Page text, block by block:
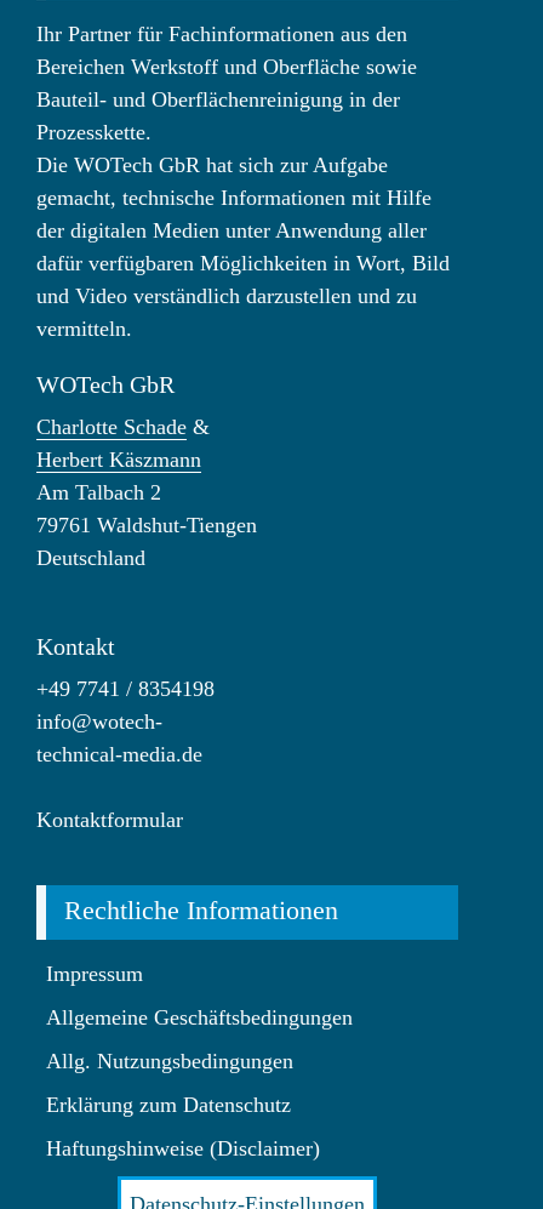
Ihr Partner für Fachinformationen aus den
Bereichen Werkstoff und Oberfläche sowie
Bauteil- und Oberflächenreinigung in der
Prozesskette.
Die WOTech GbR hat sich zur Aufgabe
gemacht, technische Informationen mit Hilfe
der digitalen Medien unter Anwendung aller
dafür verfügbaren Möglichkeiten in Wort, Bild
und Video verständlich darzustellen und zu
vermitteln.
WOTech GbR
Charlotte Schade &
Herbert Käszmann
Am Talbach 2
79761 Waldshut-Tiengen
Deutschland
Kontakt
+49 7741 / 8354198
info@wotech-
technical-media.de
Kontaktformular
Rechtliche Informationen
Impressum
Allgemeine Geschäftsbedingungen
Allg. Nutzungsbedingungen
Erklärung zum Datenschutz
Haftungshinweise (Disclaimer)
Datenschutz-Einstellungen